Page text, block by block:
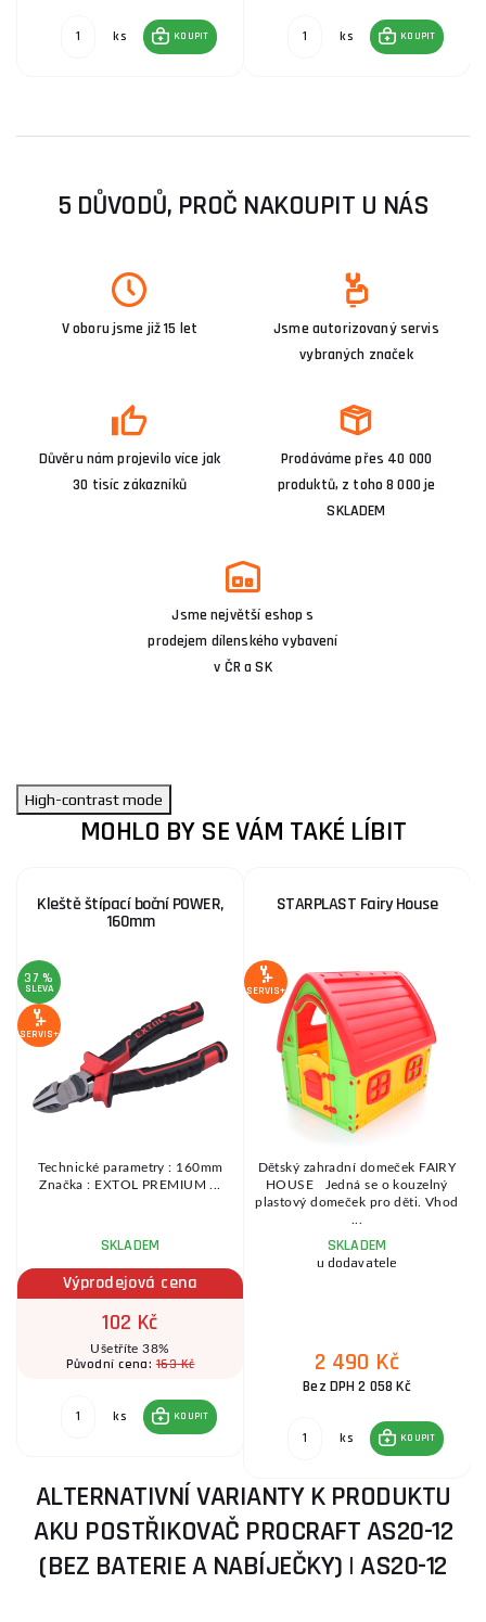
ks KOUPIT ks KOUPIT
5 DŮVODŮ, PROČ NAKOUPIT U NÁS
V oboru jsme již 15 let
Jsme autorizovaný servis
vybraných značek
Důvěru nám projevilo více jak
30 tisíc zákazníků
Prodáváme přes 40 000
produktů, z toho 8 000 je
SKLADEM
Jsme největší eshop s
prodejem dílenského vybavení
v ČR a SK
High-contrast mode
MOHLO BY SE VÁM TAKÉ LÍBIT
Kleště štípací boční POWER,
160mm
37 %
SLEVA
SERVIS+
Technické parametry : 160mm
Značka : EXTOL PREMIUM ...
SKLADEM
Výprodejová cena
102 Kč
Ušetříte 38%
Původní cena:163 Kč
ks KOUPIT
STARPLAST Fairy House
SERVIS+
Dětský zahradní domeček FAIRY
HOUSE Jedná se o kouzelný
plastový domeček pro děti. Vhod
SKLADEM
u dodavatele
2 490 Kč
Bez DPH 2 058 Kč
ks KOUPIT
ALTERNATIVNÍ VARIANTY K PRODUKTU
AKU POSTŘIKOVAČ PROCRAFT AS20-12
(BEZ BATERIE A NABÍJEČKY) | AS20-12